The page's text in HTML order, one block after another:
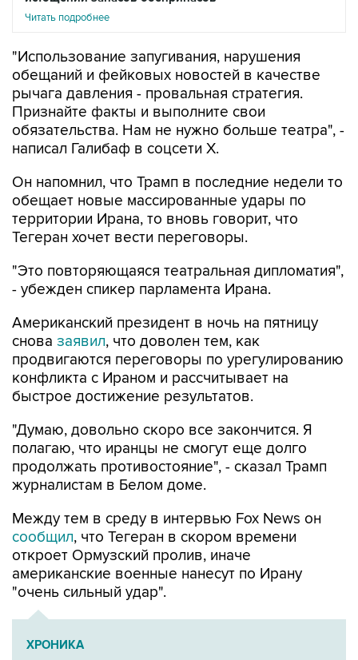
Читать подробнее
"Использование запугивания, нарушения
обещаний и фейковых новостей в качестве
рычага давления - провальная стратегия.
Признайте факты и выполните свои
обязательства. Нам не нужно больше театра", -
написал Галибаф в соцсети X.
Он напомнил, что Трамп в последние недели то
обещает новые массированные удары по
территории Ирана, то вновь говорит, что
Тегеран хочет вести переговоры.
"Это повторяющаяся театральная дипломатия",
- убежден спикер парламента Ирана.
Американский президент в ночь на пятницу
снова заявил, что доволен тем, как
продвигаются переговоры по урегулированию
конфликта с Ираном и рассчитывает на
быстрое достижение результатов.
"Думаю, довольно скоро все закончится. Я
полагаю, что иранцы не смогут еще долго
продолжать противостояние", - сказал Трамп
журналистам в Белом доме.
Между тем в среду в интервью Fox News он
сообщил, что Тегеран в скором времени
откроет Ормузский пролив, иначе
американские военные нанесут по Ирану
"очень сильный удар".
ХРОНИКА